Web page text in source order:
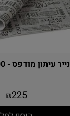
נייר עיתון מודפס - 1000 יחידות
₪225